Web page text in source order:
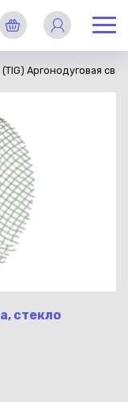
(TIG) Аргонодуговая
стекло